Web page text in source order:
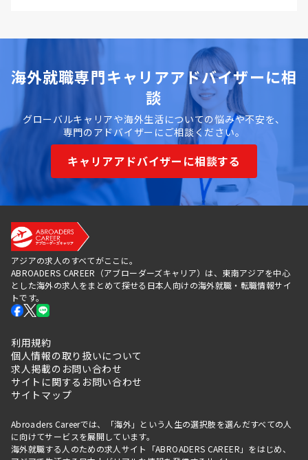
海外就職専門キャリアアドバイザーに相
談
グローバルキャリアや海外生活についての悩みや不安を、
専門のアドバイザーにご相談ください。
キャリアアドバイザーに相談する
アジアの求人のすべてがここに。
ABROADERS CAREER（アブローダーズキャリア）は、東南アジアを中心
とした海外の求人をまとめて探せる日本人向けの海外就職・転職情報サイ
トです。
利用規約
個人情報の取り扱いについて
求人掲載のお問い合わせ
サイトに関するお問い合わせ
サイトマップ
Abroaders Careerでは、「海外」という人生の選択肢を選んだすべての人
に向けてサービスを展開しています。
海外就職する人のための求人サイト「ABROADERS CAREER」をはじめ、